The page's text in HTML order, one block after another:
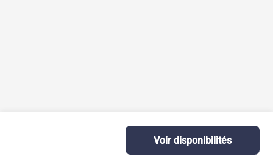
Voir disponibilités